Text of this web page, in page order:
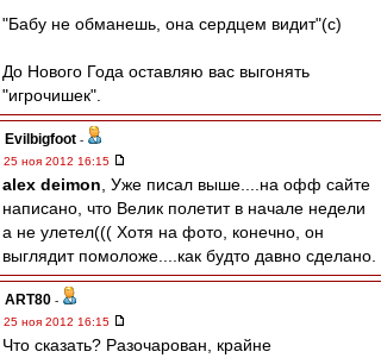
"Бабу не обманешь, она сердцем видит"(с)
До Нового Года оставляю вас выгонять
"игрочишек".
Evilbigfoot -
25 ноя 2012 16:15
alex deimon , Уже писал выше....на офф сайте
написано, что Велик полетит в начале недели
а не улетел((( Хотя на фото, конечно, он
выглядит помоложе....как будто давно сделано.
ART80 -
25 ноя 2012 16:15
Что сказать? Разочарован, крайне